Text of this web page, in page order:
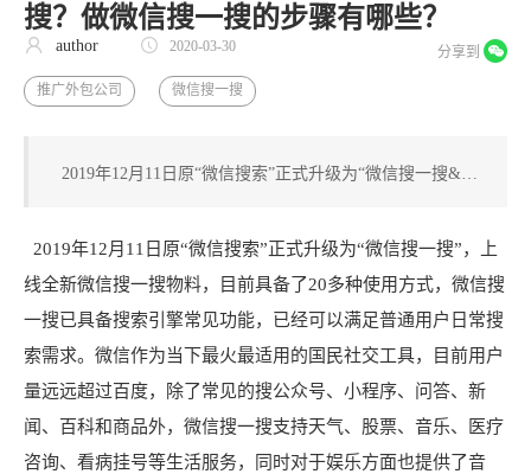
搜？做微信搜一搜的步骤有哪些？
分享到
author 2020-03-30
推广外包公司 微信搜一搜
2019年12月11日原“微信搜索”正式升级为“微信搜一搜&…
2019年12月11日原“微信搜索”正式升级为“微信搜一搜”，上
线全新微信搜一搜物料，目前具备了20多种使用方式，微信搜
一搜已具备搜索引擎常见功能，已经可以满足普通用户日常搜
索需求。微信作为当下最火最适用的国民社交工具，目前用户
量远远超过百度，除了常见的搜公众号、小程序、问答、新
闻、百科和商品外，微信搜一搜支持天气、股票、音乐、医疗
咨询、看病挂号等生活服务，同时对于娱乐方面也提供了音